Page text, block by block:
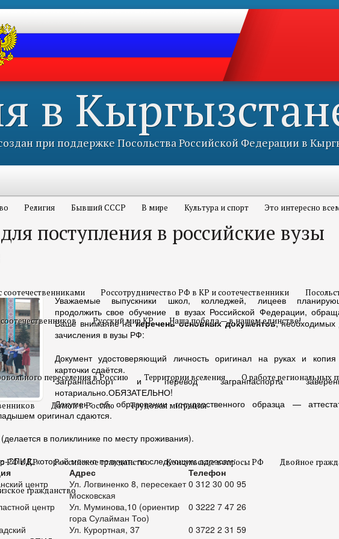
в
при поддержке Посольства Российской Федерации в
Религия Бывший СССР В мире Культура и спорт Это интересно
соотечественниками Россотрудничество РФ в КР и соотечественники
Русский мир КР Наша победа — в нашем единстве!
переселения в Россию Территории вселения О работе региональных
Домой в Россию Трудовая миграция
РФ в КР Российское гражданство Консульские вопросы РФ Двойное
гражданство
поступления в российские вузы
Уважаемые выпускники школ, колледжей, лицеев
продолжить свое обучение в вузах Российской Федерации,
Ваше внимание наперечень основных документов, необходимых
зачисления в вузы РФ:
Документ удостоверяющий личность оригинал на руках и
карточки сдаётся.
Загранпаспорт и перевод загранпаспорта
нотариально.ОБЯЗАТЕЛЬНО!
Документ об образовании государственного образца —
оригинал сдаются.
в поликлинике по месту проживания).
СПИД, который можно получить по следующим адресам:
Адрес
Телефон
центр
Ул. Логвиненко 8, пересекает
Московская
0 312 30 00 95
центр
Ул. Муминова,10 (ориентир
гора Сулайман Тоо)
0 3222 7 47 26
Ул. Курортная, 37
0 3722 2 31 59